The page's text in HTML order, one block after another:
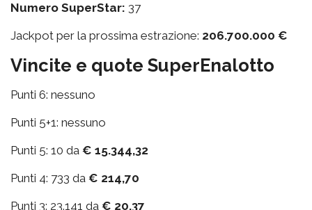
Numero SuperStar: 37
Jackpot per la prossima estrazione: 206.700.000 €
Vincite e quote SuperEnalotto
Punti 6: nessuno
Punti 5+1: nessuno
Punti 5: 10 da € 15.344,32
Punti 4: 733 da € 214,70
Punti 3: 23.141 da € 20,37